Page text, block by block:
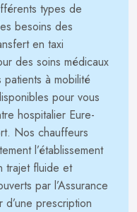
types de
besoins des
en taxi
des soins médicaux
à mobilité
pour vous
hospitalier Eure-
Nos chauffeurs
l’établissement
trajet fluide et
par l’Assurance
prescription